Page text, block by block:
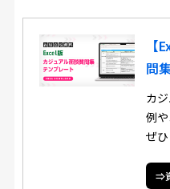
【
問
カ
例
ぜひ
⇒